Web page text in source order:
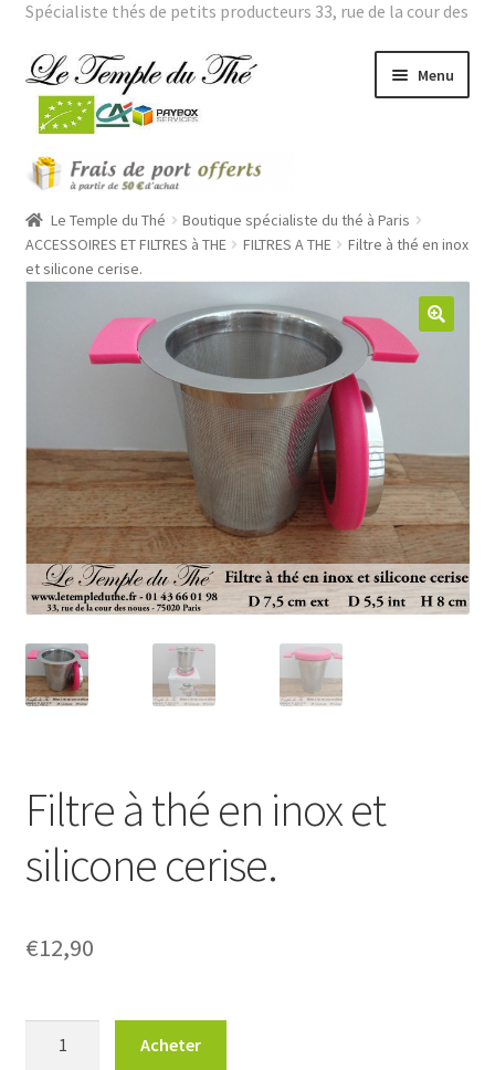
Spécialiste thés de petits producteurs 33, rue de la cour des
Aller
à
Aller
au
contenu
Menu
THES BIO
enfant
THES VERTS GRANDES ORIGINES
le
enfant
THES PARFUMES
le
menu
THEIERES
Ouvrir
Le Temple du Thé
Boutique spécialiste du thé à Paris
ACCESSOIRES ET FILTRES à THE
FILTRES A THE
Filtre à thé en inox
et silicone cerise.
Filtre à thé en inox et
silicone cerise.
€12,90
Acheter